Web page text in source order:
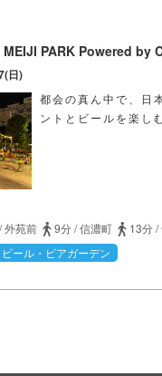
MEIJI PARK Powered by
日)
都会の真ん中で、日
ントとビールを楽し
/外苑前 9分/信濃町 13分/
ビール・ビアガーデン